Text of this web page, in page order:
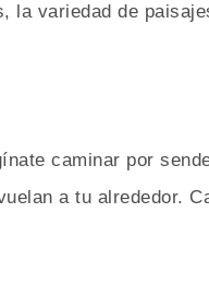
la variedad de
caminar por
a tu alrededor.